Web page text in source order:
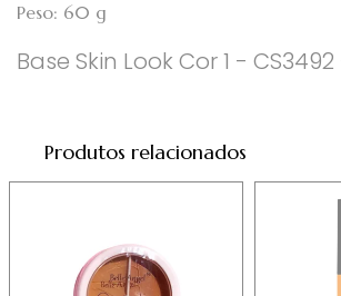
Peso: 60 g
Base Skin Look Cor 1 - CS3492
Produtos relacionados